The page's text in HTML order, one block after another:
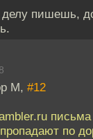
пишешь,
М, #12
по